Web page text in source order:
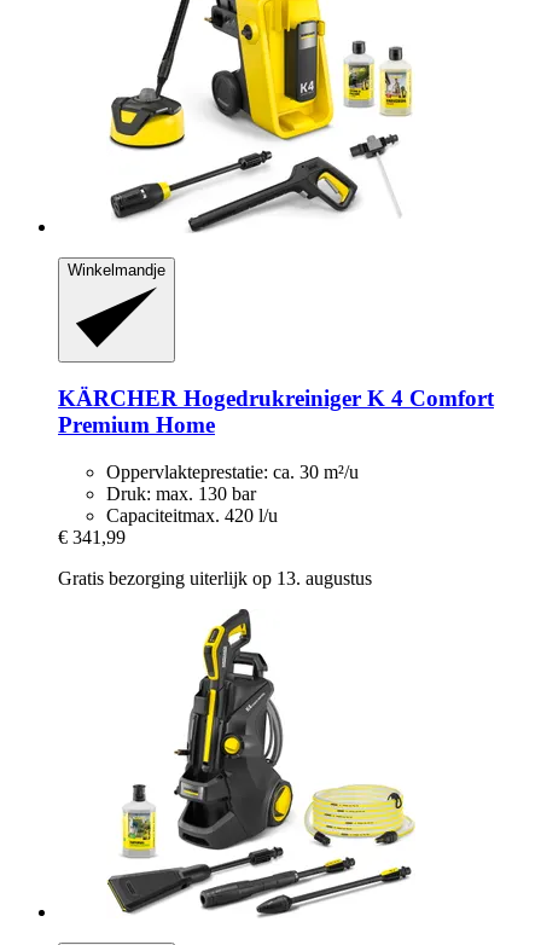
Winkelmandje
KÄRCHER Hogedrukreiniger K 4 Comfort
Premium Home
Oppervlakteprestatie: ca. 30 m²/u
Druk: max. 130 bar
Capaciteitmax. 420 l/u
€ 341,99
Gratis bezorging uiterlijk op 13. augustus